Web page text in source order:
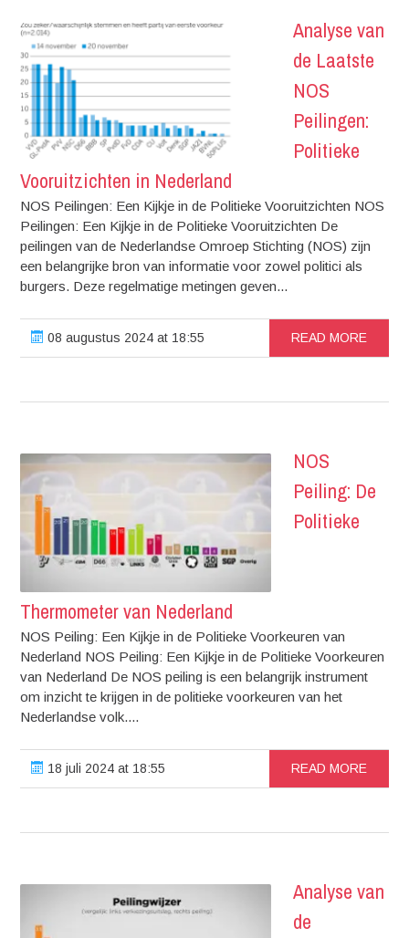
Analyse van
de Laatste
NOS
Peilingen:
Politieke
Vooruitzichten in Nederland
NOS Peilingen: Een Kijkje in de Politieke Vooruitzichten NOS
Peilingen: Een Kijkje in de Politieke Vooruitzichten De
peilingen van de Nederlandse Omroep Stichting (NOS) zijn
een belangrijke bron van informatie voor zowel politici als
burgers. Deze regelmatige metingen geven...
08 augustus 2024 at 18:55 READ MORE
NOS
Peiling: De
Politieke
Thermometer van Nederland
NOS Peiling: Een Kijkje in de Politieke Voorkeuren van
Nederland NOS Peiling: Een Kijkje in de Politieke Voorkeuren
van Nederland De NOS peiling is een belangrijk instrument
om inzicht te krijgen in de politieke voorkeuren van het
Nederlandse volk....
18 juli 2024 at 18:55 READ MORE
Analyse van
de